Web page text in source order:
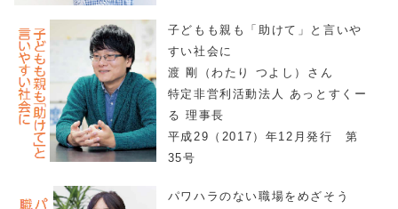
子どもも親も「助けて」と言いや
すい社会に
渡 剛（わたり つよし）さん
特定非営利活動法人 あっとすくー
る 理事長
平成29（2017）年12月発行 第
35号
パワハラのない職場をめざそう